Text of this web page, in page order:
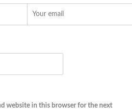
website in this browser for the next